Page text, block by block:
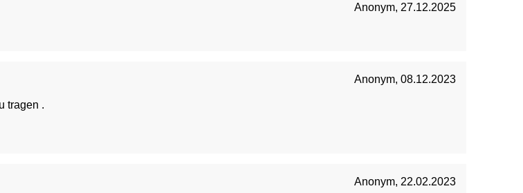
Anonym, 27.12.2025
Anonym, 08.12.2023
tragen .
Anonym, 22.02.2023